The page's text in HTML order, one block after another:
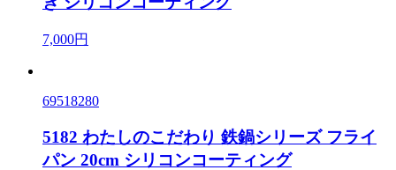
7,000円
69518280
5182 わたしのこだわり 鉄鍋シリーズ フライ
パン 20cm シリコンコーティング